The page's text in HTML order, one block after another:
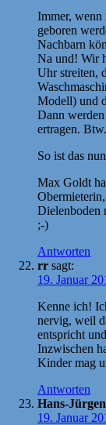
Immer, wenn
geboren
Nachbarn
Na und! Wir
Uhr streiten,
Modell) und
Dann
ertragen.
So ist das
Max Goldt
Dielenboden
;-)
Antworten
rr sagt:
19. Januar
Kenne ich!
nervig, weil
entspricht
Inzwischen
Kinder mag
Antworten
Hans-Jürgen
19. Januar